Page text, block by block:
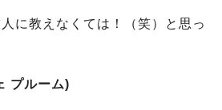
に教えなくては！（笑）と思っ
プルーム)